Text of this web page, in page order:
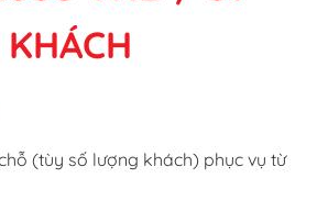
KHÁCH
(tùy số lượng khách) phục vụ từ